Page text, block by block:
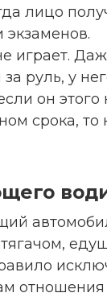
лицо
экзаменов.
играет.
руль, у
он этого
срока, то
отношения